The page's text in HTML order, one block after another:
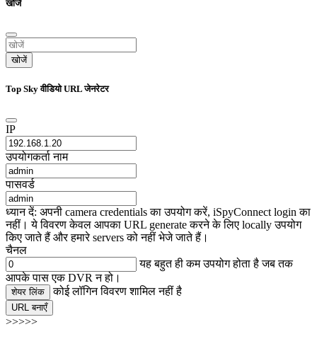
खोजें
खोजें
Top Sky वीडियो URL जेनरेटर
IP
उपयोगकर्ता नाम
पासवर्ड
ध्यान दें: अपनी camera credentials का उपयोग करें, iSpyConnect login का
नहीं। ये विवरण केवल आपका URL generate करने के लिए locally उपयोग
किए जाते हैं और हमारे servers को नहीं भेजे जाते हैं।
चैनल
यह बहुत ही कम उपयोग होता है जब तक
आपके पास एक DVR न हो।
शेयर लिंक कोई लॉगिन विवरण शामिल नहीं है
URL बनाएँ
>>>>>